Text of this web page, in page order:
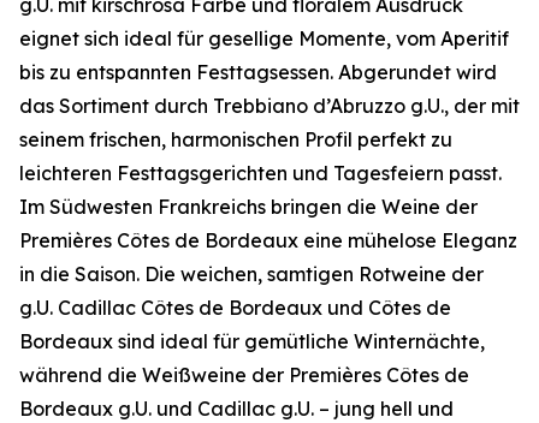
g.U. mit kirschrosa Farbe und floralem Ausdruck
eignet sich ideal für gesellige Momente, vom Aperitif
bis zu entspannten Festtagsessen. Abgerundet wird
das Sortiment durch Trebbiano d’Abruzzo g.U., der mit
seinem frischen, harmonischen Profil perfekt zu
leichteren Festtagsgerichten und Tagesfeiern passt.
Im Südwesten Frankreichs bringen die Weine der
Premières Côtes de Bordeaux eine mühelose Eleganz
in die Saison. Die weichen, samtigen Rotweine der
g.U. Cadillac Côtes de Bordeaux und Côtes de
Bordeaux sind ideal für gemütliche Winternächte,
während die Weißweine der Premières Côtes de
Bordeaux g.U. und Cadillac g.U. – jung hell und